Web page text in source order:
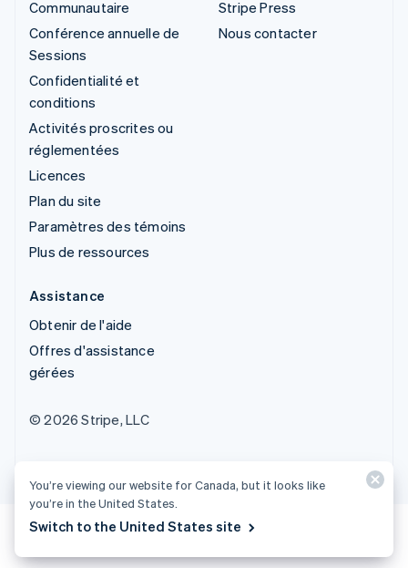
Communautaire
Conférence annuelle de
Sessions
Confidentialité et
conditions
Activités proscrites ou
réglementées
Licences
Plan du site
Paramètres des témoins
Plus de ressources
Stripe Press
Nous contacter
Assistance
Obtenir de l'aide
Offres d'assistance
gérées
© 2026 Stripe, LLC
You’re viewing our website for Canada, but it looks like
you’re in the United States.
Switch to the United States site